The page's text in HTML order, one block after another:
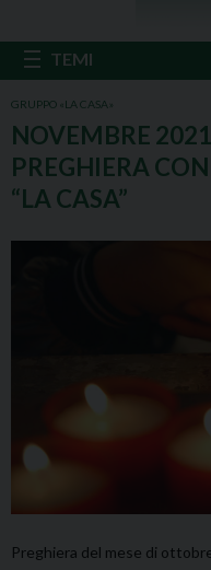
GRUPPO «LA CASA»
NOVEMBRE
PREGHIERA
“LA CASA”
Preghiera del mese di